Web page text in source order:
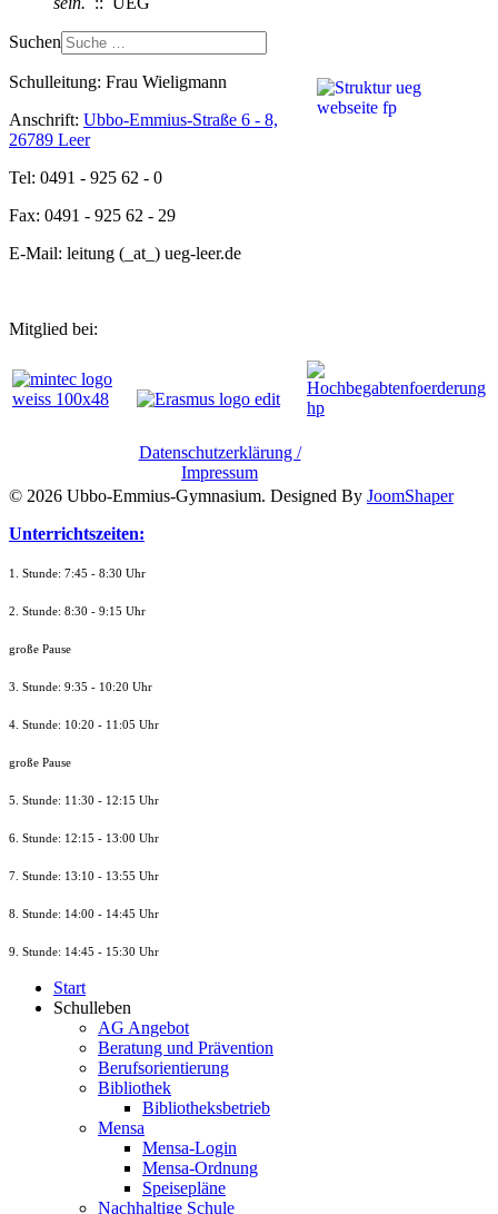
Suchen
Schulleitung: Frau Wieligmann
Anschrift: Ubbo-Emmius-Straße 6 - 8,
26789 Leer
Tel: 0491 - 925 62 - 0
Fax: 0491 - 925 62 - 29
E-Mail: leitung (_at_) ueg-leer.de
Mitglied bei:
Datenschutzerklärung /
Impressum
© 2026 Ubbo-Emmius-Gymnasium. Designed By JoomShaper
Unterrichtszeiten:
1. Stunde: 7:45 - 8:30 Uhr
2. Stunde: 8:30 - 9:15 Uhr
große Pause
3. Stunde: 9:35 - 10:20 Uhr
4. Stunde: 10:20 - 11:05 Uhr
große Pause
5. Stunde: 11:30 - 12:15 Uhr
6. Stunde: 12:15 - 13:00 Uhr
7. Stunde: 13:10 - 13:55 Uhr
8. Stunde: 14:00 - 14:45 Uhr
9. Stunde: 14:45 - 15:30 Uhr
Start
Schulleben
AG Angebot
Beratung und Prävention
Berufsorientierung
Bibliothek
Bibliotheksbetrieb
Mensa
Mensa-Login
Mensa-Ordnung
Speisepläne
Nachhaltige Schule